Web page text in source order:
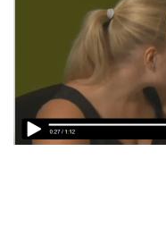
Design
Sledujte prima+
Přihlášení